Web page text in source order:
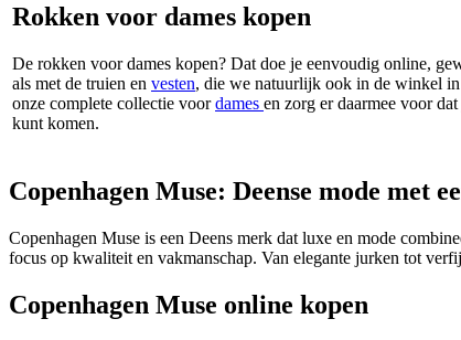
Rokken voor dames kopen
De rokken voor dames kopen? Dat doe je eenvoudig online,
als met de truien en vesten, die we natuurlijk ook in de winkel
onze complete collectie voordames en zorg er daarmee voor
kunt komen.
Copenhagen Muse: Deense mode met
Copenhagen Muse is een Deens merk dat luxe en mode
focus op kwaliteit en vakmanschap. Van elegante jurken tot
Copenhagen Muse online kopen